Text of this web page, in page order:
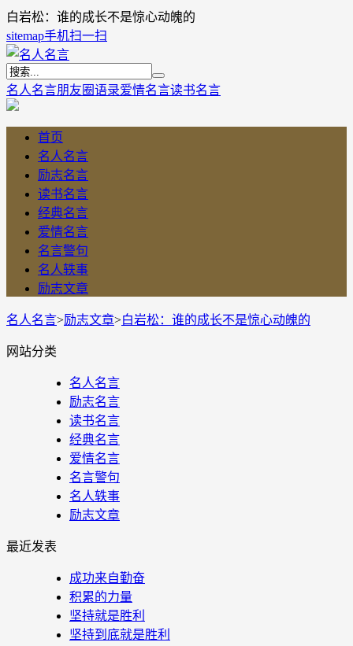
白岩松：谁的成长不是惊心动魄的
sitemap手机扫一扫
名人名言朋友圈语录爱情名言读书名言
首页
名人名言
励志名言
读书名言
经典名言
爱情名言
名言警句
名人轶事
励志文章
名人名言>励志文章>白岩松：谁的成长不是惊心动魄的
网站分类
名人名言
励志名言
读书名言
经典名言
爱情名言
名言警句
名人轶事
励志文章
最近发表
成功来自勤奋
积累的力量
坚持就是胜利
坚持到底就是胜利